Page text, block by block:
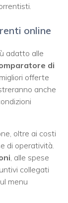
online
adatto alle
di
offerte
anche
oltre ai costi
di operatività.
, alle spese
collegati
menu